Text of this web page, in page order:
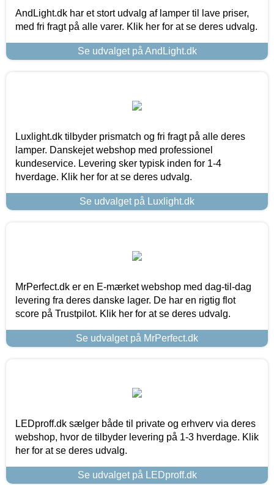
AndLight.dk har et stort udvalg af lamper til lave priser,
med fri fragt på alle varer. Klik her for at se deres udvalg.
Se udvalget på AndLight.dk
Luxlight.dk tilbyder prismatch og fri fragt på alle deres
lamper. Danskejet webshop med professionel
kundeservice. Levering sker typisk inden for 1-4
hverdage. Klik her for at se deres udvalg.
Se udvalget på Luxlight.dk
MrPerfect.dk er en E-mærket webshop med dag-til-dag
levering fra deres danske lager. De har en rigtig flot
score på Trustpilot. Klik her for at se deres udvalg.
Se udvalget på MrPerfect.dk
LEDproff.dk sælger både til private og erhverv via deres
webshop, hvor de tilbyder levering på 1-3 hverdage. Klik
her for at se deres udvalg.
Se udvalget på LEDproff.dk